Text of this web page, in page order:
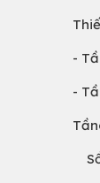
-
-